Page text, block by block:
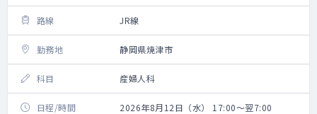
路線 JR線
勤務地 静岡県焼津市
科目 産婦人科
日程/時間 2026年8月12日（水） 17:00～翌7:00